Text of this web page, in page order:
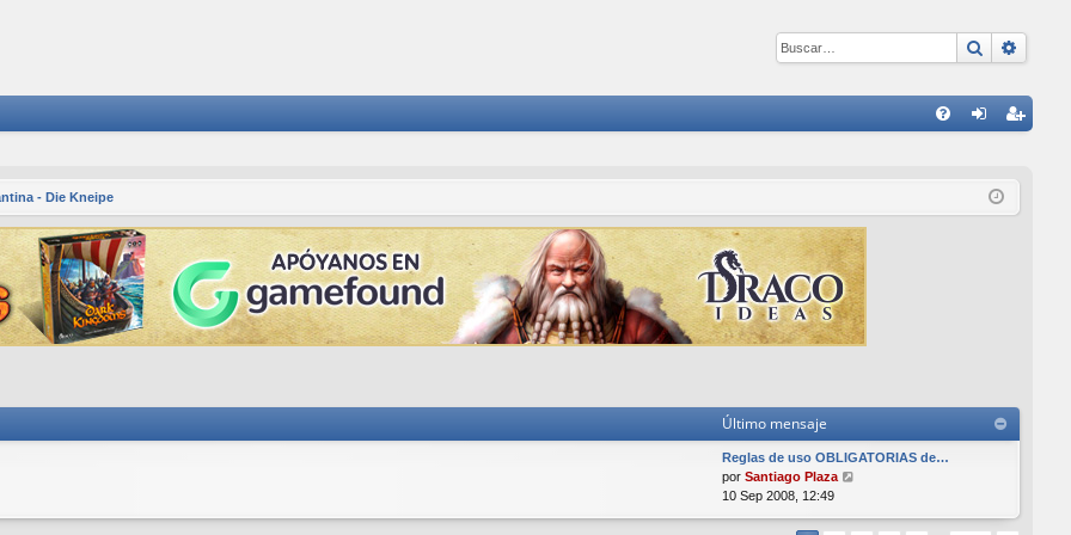
Buscar
ist
- Die Kneipe
Último mensaje
Reglas de uso OBLIGATORIAS de…
por Santiago Plaza
10 Sep 2008, 12:49